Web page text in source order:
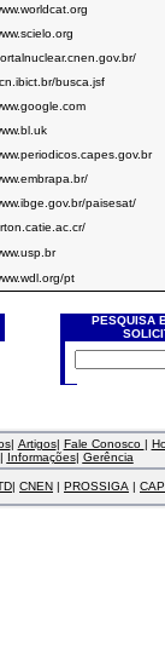
busca.jsf
paisesat/
pt
PESQUISA
| Artigos| Fale Conosco |
| Informações| Gerência
| CNEN | PROSSIGA |